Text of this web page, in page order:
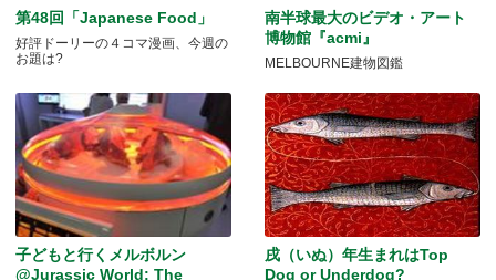
第48回「Japanese Food」
好評ドーリーの４コマ漫画、今週の
お題は?
南半球最大のビデオ・アート
博物館『acmi』
MELBOURNE建物図鑑
子どもと行くメルボルン
@Jurassic World: The
戌（いぬ）年生まれはTop
Dog or Underdog?